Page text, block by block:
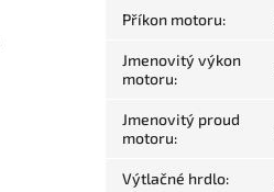
Příkon motoru:
Jmenovitý výkon
motoru:
Jmenovitý proud
motoru:
Výtlačné hrdlo: